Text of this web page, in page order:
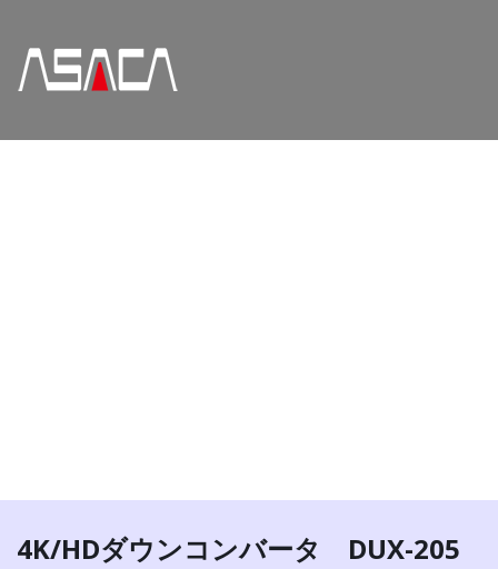
4K/HDダウンコンバータ DUX-205